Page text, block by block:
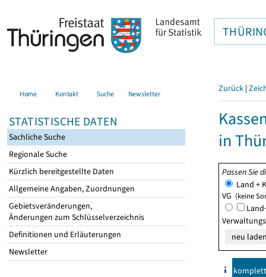
Home Kontakt Suche Newsletter
STATISTISCHE DATEN
Sachliche Suche
Regionale Suche
Kürzlich bereitgestellte Daten
Allgemeine Angaben, Zuordnungen
Gebietsveränderungen,
Änderungen zum Schlüsselverzeichnis
Definitionen und Erläuterungen
Newsletter
Zurück |
in
Passen Sie
Land +
VG (keine
komplett